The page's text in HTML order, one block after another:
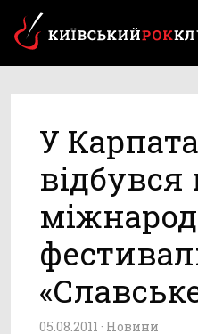
У
відбувся
05.08.2011 · Новини